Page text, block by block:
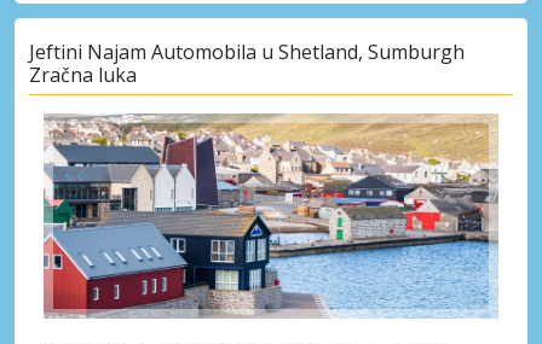
Jeftini Najam Automobila u Shetland, Sumburgh
Zračna luka